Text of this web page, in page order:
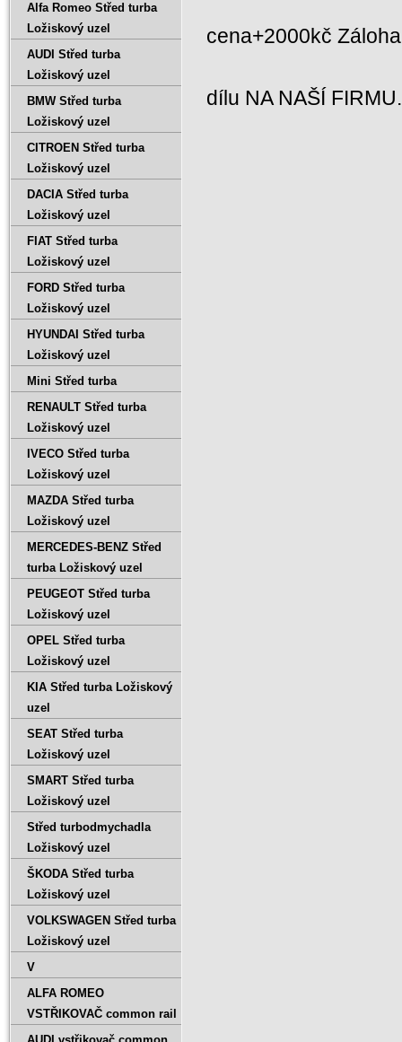
cena+2000kč
dílu NA NAŠÍ
Alfa Romeo Střed turba
Ložiskový uzel
AUDI Střed turba
Ložiskový uzel
BMW Střed turba
Ložiskový uzel
CITROEN Střed turba
Ložiskový uzel
DACIA Střed turba
Ložiskový uzel
FIAT Střed turba
Ložiskový uzel
FORD Střed turba
Ložiskový uzel
HYUNDAI Střed turba
Ložiskový uzel
Mini Střed turba
RENAULT Střed turba
Ložiskový uzel
IVECO Střed turba
Ložiskový uzel
MAZDA Střed turba
Ložiskový uzel
MERCEDES-BENZ Střed
turba Ložiskový uzel
PEUGEOT Střed turba
Ložiskový uzel
OPEL Střed turba
Ložiskový uzel
KIA Střed turba Ložiskový
uzel
SEAT Střed turba
Ložiskový uzel
SMART Střed turba
Ložiskový uzel
Střed turbodmychadla
Ložiskový uzel
ŠKODA Střed turba
Ložiskový uzel
VOLKSWAGEN Střed turba
Ložiskový uzel
V
ALFA ROMEO
VSTŘIKOVAČ common rail